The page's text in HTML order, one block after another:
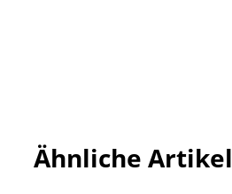
Ähnliche Artikel